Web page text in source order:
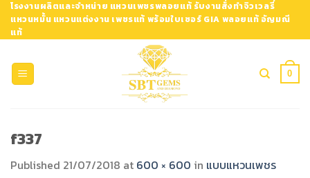
Skip
content
โรงงานผลิตและจำหน่าย แหวนเพชรพลอยแท้ รับงานสั่งทำจิวเวลรี่
แหวนหมั้น แหวนแต่งงาน เพชรแท้ พร้อมใบเซอร์ GIA พลอยแท้ อัญมณี
แท้
0
f337
Published 21/07/2018 at 600 × 600 in แบบแหวนเพชร